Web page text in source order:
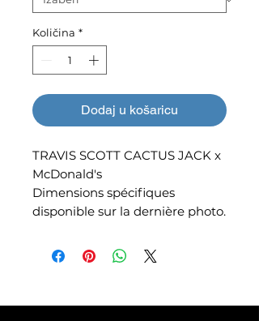
Količina *
Dodaj u košaricu
TRAVIS SCOTT CACTUS JACK x
McDonald's
Dimensions spécifiques
disponible sur la dernière photo.